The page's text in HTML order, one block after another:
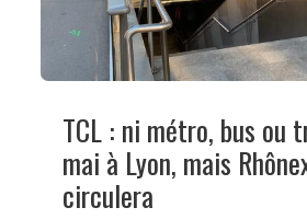
TCL : ni métro, bus ou
mai à Lyon, mais
circulera